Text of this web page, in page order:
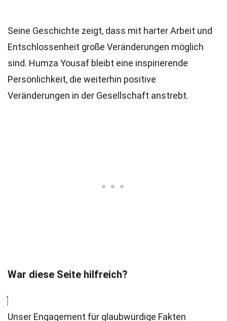
Seine Geschichte zeigt, dass mit harter Arbeit und
Entschlossenheit große Veränderungen möglich
sind. Humza Yousaf bleibt eine inspirierende
Persönlichkeit, die weiterhin positive
Veränderungen in der Gesellschaft anstrebt.
War diese Seite hilfreich?
Unser Engagement für glaubwürdige Fakten